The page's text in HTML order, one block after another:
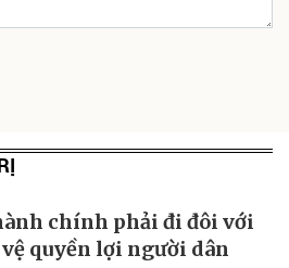
chính phải đi đôi với
quyền lợi người dân